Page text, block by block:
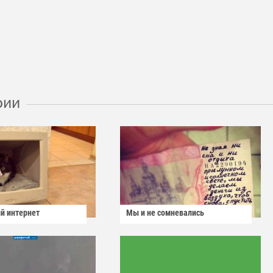
интернет Мы и не сомневались